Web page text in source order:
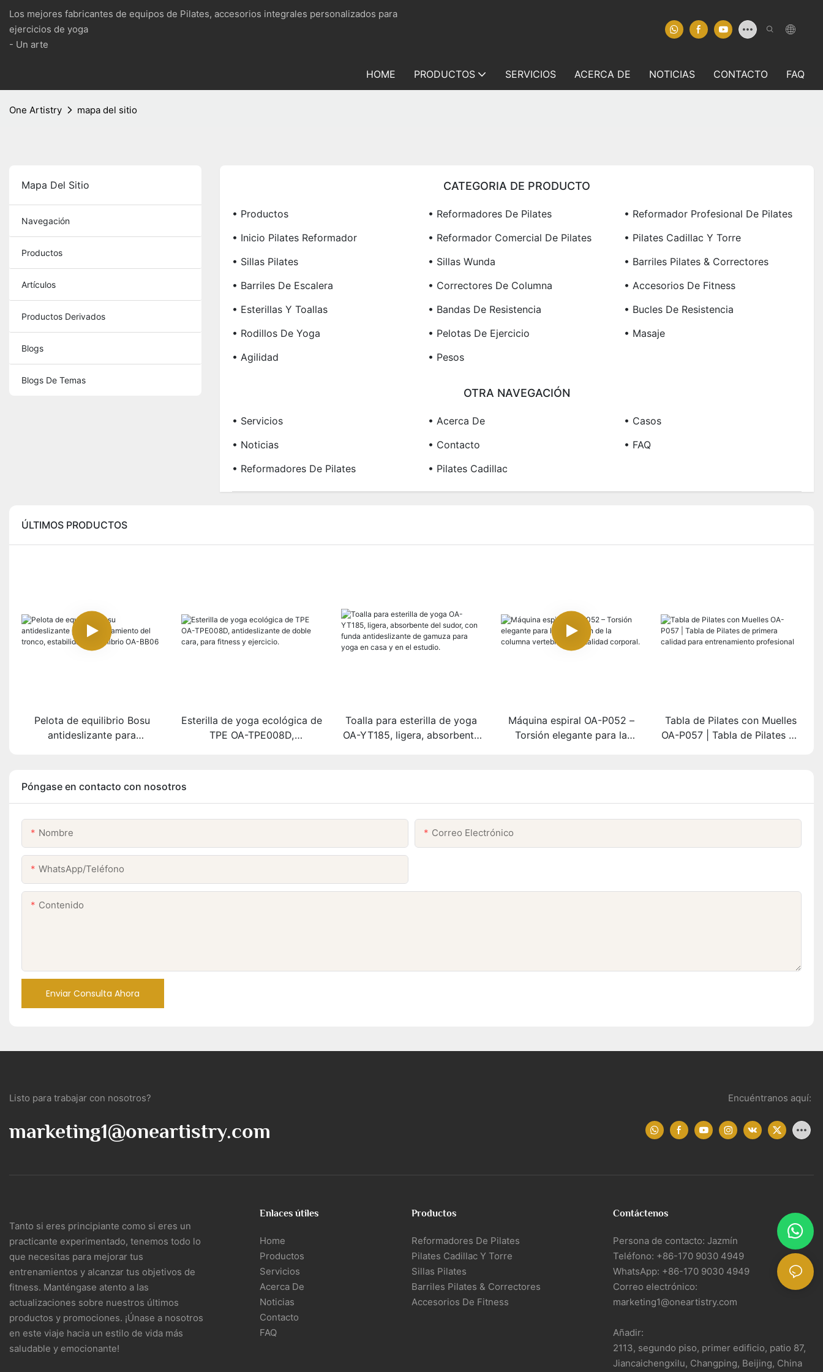
Los mejores fabricantes de equipos de Pilates, accesorios integrales personalizados para
ejercicios de yoga
- Un arte
HOME PRODUCTOS SERVICIOS ACERCA DE NOTICIAS CONTACTO FAQ
One Artistry mapa del sitio
Mapa Del Sitio
Navegación
Productos
Artículos
Productos Derivados
Blogs
Blogs De Temas
CATEGORIA DE PRODUCTO
• Productos • Reformadores De Pilates
• Reformador Profesional De Pilates
• Inicio Pilates Reformador
• Reformador Comercial De Pilates
• Pilates Cadillac Y Torre
• Sillas Pilates
• Sillas Wunda
• Barriles Pilates & Correctores
• Barriles De Escalera
• Correctores De Columna
• Accesorios De Fitness
• Esterillas Y Toallas
• Bandas De Resistencia
• Bucles De Resistencia
• Rodillos De Yoga
• Pelotas De Ejercicio
• Masaje
• Agilidad
• Pesos
OTRA NAVEGACIÓN
• Servicios • Acerca De
• Casos
• Noticias
• Contacto
• FAQ
• Reformadores De Pilates
• Pilates Cadillac
ÚLTIMOS PRODUCTOS
Pelota de equilibrio Bosu
antideslizante para
Esterilla de yoga ecológica de
TPE OA-TPE008D,
Toalla para esterilla de yoga
OA-YT185, ligera, absorbente
Máquina espiral OA-P052 –
Torsión elegante para la
Tabla de Pilates con Muelles
OA-P057 | Tabla de Pilates de
Póngase en contacto con nosotros
Nombre Correo Electrónico
WhatsApp/Teléfono
Contenido
Enviar Consulta Ahora
Listo para trabajar con nosotros?
marketing1@oneartistry.com
Encuéntranos aquí:
Tanto si eres principiante como si eres un
practicante experimentado, tenemos todo lo
que necesitas para mejorar tus
entrenamientos y alcanzar tus objetivos de
fitness. Manténgase atento a las
actualizaciones sobre nuestros últimos
productos y promociones. ¡Únase a nosotros
en este viaje hacia un estilo de vida más
saludable y emocionante!
Enlaces útiles
Home
Productos
Servicios
Acerca De
Noticias
Contacto
FAQ
Productos
Reformadores De Pilates
Pilates Cadillac Y Torre
Sillas Pilates
Barriles Pilates & Correctores
Accesorios De Fitness
Contáctenos
Persona de contacto: Jazmín
Teléfono: +86-170 9030 4949
WhatsApp: +86-170 9030 4949
Correo electrónico:
marketing1@oneartistry.com
Añadir:
2113, segundo piso, primer edificio, patio 87,
Jiancaichengxilu, Changping, Beijing, China